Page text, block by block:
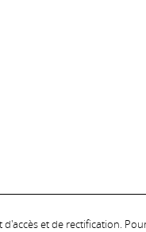
et de rectification.